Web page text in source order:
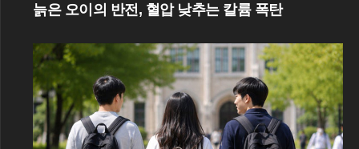
늙은 오이의 반전, 혈압 낮추는 칼륨 폭탄